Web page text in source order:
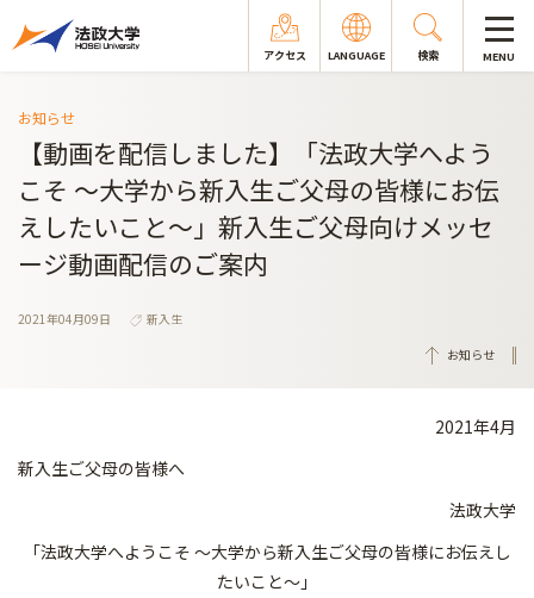
アクセス LANGUAGE 検索 MENU
お知らせ
【動画を配信しました】「法政大学へよう
こそ ～大学から新入生ご父母の皆様にお伝
えしたいこと～」新入生ご父母向けメッセ
ージ動画配信のご案内
2021年04月09日
新入生
お知らせ
2021年4月
新入生ご父母の皆様へ
法政大学
「法政大学へようこそ ～大学から新入生ご父母の皆様にお伝えし
たいこと～」